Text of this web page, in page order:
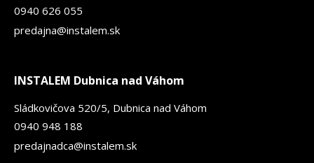
0940 626 055
predajna@instalem.sk
INSTALEM Dubnica nad Váhom
Sládkovičova 520/5, Dubnica nad Váhom
0940 948 188
predajnadca@instalem.sk